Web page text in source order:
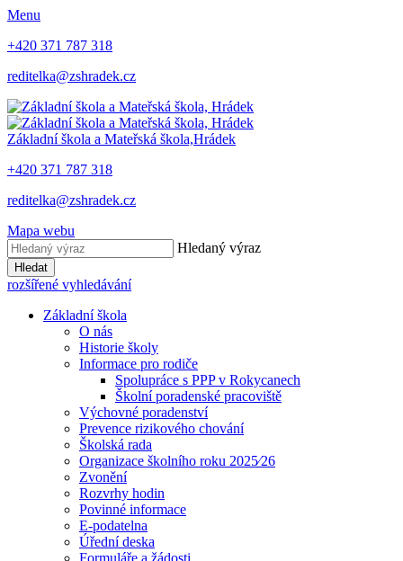
Menu
+420 371 787 318
reditelka@zshradek.cz
Základní škola a Mateřská škola,Hrádek
+420 371 787 318
reditelka@zshradek.cz
Mapa webu
Hledaný výraz
Hledat
rozšířené vyhledávání
Základní škola
O nás
Historie školy
Informace pro rodiče
Spolupráce s PPP v Rokycanech
Školní poradenské pracoviště
Výchovné poradenství
Prevence rizikového chování
Školská rada
Organizace školního roku 2025⁄26
Zvonění
Rozvrhy hodin
Povinné informace
E-podatelna
Úřední deska
Formuláře a žádosti